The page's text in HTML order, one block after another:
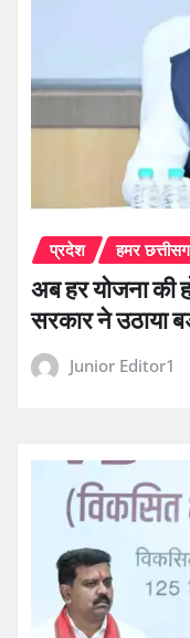
प्रदेश हमर
अब हर योजना की
सरकार ने उठाया
Junior Editor1